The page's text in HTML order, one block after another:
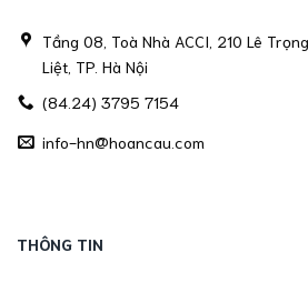
Tầng 08, Toà Nhà ACCI, 210 Lê
Liệt, TP. Hà Nội
(84.24) 3795 7154
info-hn@hoancau.com
THÔNG TIN